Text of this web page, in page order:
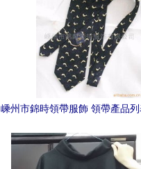
嵊州市錦時領帶服飾 領帶產品